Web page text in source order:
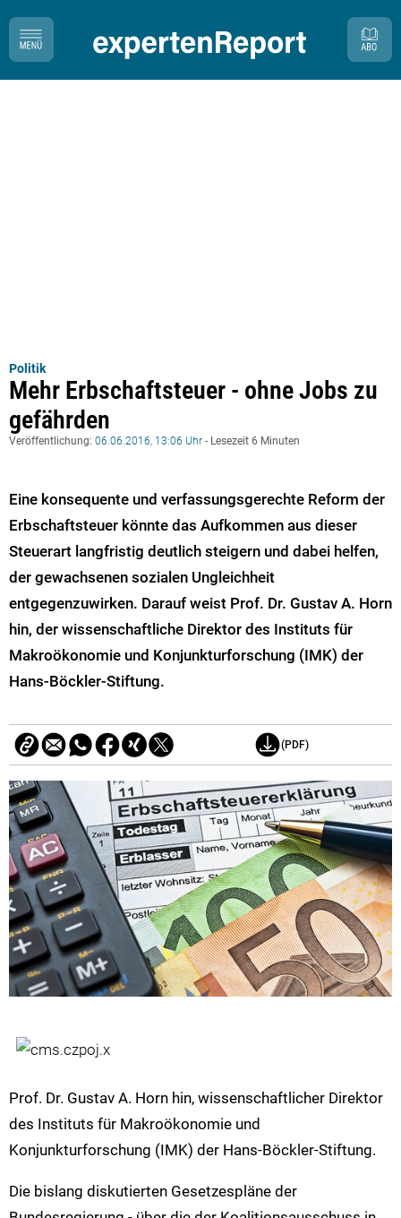
Politik
Mehr Erbschaftsteuer - ohne Jobs zu
gefährden
Veröffentlichung: 06.06.2016, 13:06 Uhr - Lesezeit 6 Minuten
Eine konsequente und verfassungsgerechte Reform der
Erbschaftsteuer könnte das Aufkommen aus dieser
Steuerart langfristig deutlich steigern und dabei helfen,
der gewachsenen sozialen Ungleichheit
entgegenzuwirken. Darauf weist Prof. Dr. Gustav A. Horn
hin, der wissenschaftliche Direktor des Instituts für
Makroökonomie und Konjunkturforschung (IMK) der
Hans-Böckler-Stiftung.
(PDF)
Prof. Dr. Gustav A. Horn hin, wissenschaftlicher Direktor
des Instituts für Makroökonomie und
Konjunkturforschung (IMK) der Hans-Böckler-Stiftung.
Die bislang diskutierten Gesetzespläne der